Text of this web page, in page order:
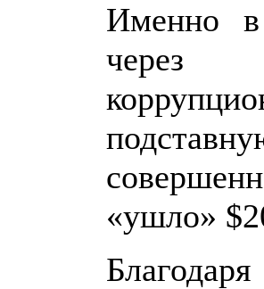
Именно
«ушло»
Благодаря